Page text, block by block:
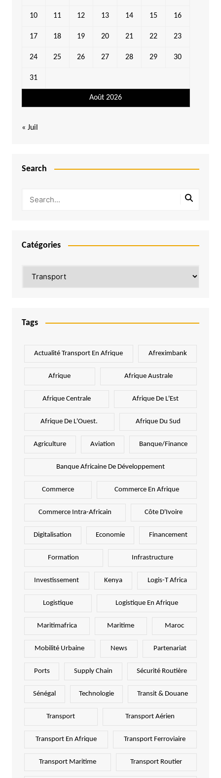
Août 2026
10 11 12 13 14 15 16
17 18 19 20 21 22 23
24 25 26 27 28 29 30
31
« Juil
Search
Catégories
Tags
Actualité Transport En Afrique Afreximbank
Afrique Afrique Australe
Afrique Centrale Afrique De L'Est
Afrique De L'Ouest. Afrique Du Sud
Agriculture Aviation Banque/Finance
Banque Africaine De Développement
Commerce Commerce En Afrique
Commerce Intra-Africain Côte D'Ivoire
Digitalisation Economie Financement
Formation Infrastructure
Investissement Kenya Logis-T Africa
Logistique Logistique En Afrique
Maritimafrica Maritime Maroc
Mobilité Urbaine News Partenariat
Ports Supply Chain Sécurité Routière
Sénégal Technologie Transit & Douane
Transport Transport Aérien
Transport En Afrique Transport Ferroviaire
Transport Maritime Transport Routier